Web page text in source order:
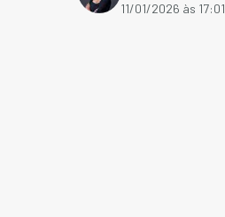
11/01/2026 às 17:01